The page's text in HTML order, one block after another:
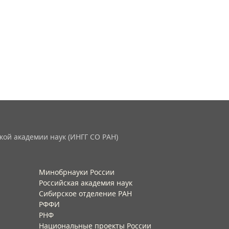
академии наук (ИНГГ СО РАН)
Минобрнауки России
Российская академия наук
Сибирское отделение РАН
РФФИ
РНФ
Национальные проекты России